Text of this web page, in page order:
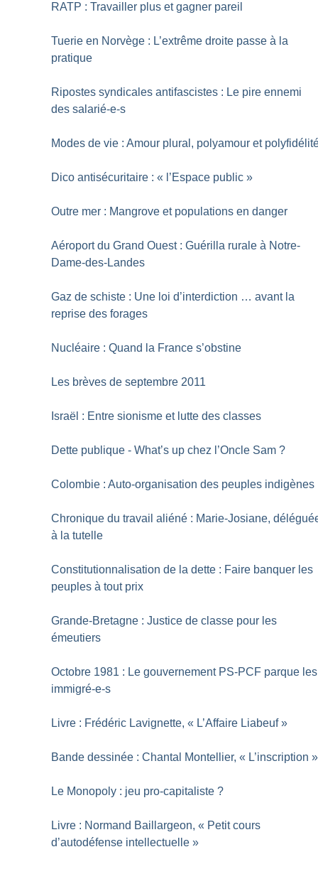
RATP : Travailler plus et gagner pareil
Tuerie en Norvège : L’extrême droite passe à la
pratique
Ripostes syndicales antifascistes : Le pire ennemi
des salarié-e-s
Modes de vie : Amour plural, polyamour et
Dico antisécuritaire : « l’Espace public »
Outre mer : Mangrove et populations en danger
Aéroport du Grand Ouest : Guérilla rurale à Notre-
Dame-des-Landes
Gaz de schiste : Une loi d’interdiction … avant la
reprise des forages
Nucléaire : Quand la France s’obstine
Les brèves de septembre 2011
Israël : Entre sionisme et lutte des classes
Dette publique - What’s up chez l’Oncle Sam ?
Colombie : Auto-organisation des peuples indigènes
Chronique du travail aliéné : Marie-Josiane,
à la tutelle
Constitutionnalisation de la dette : Faire banquer les
peuples à tout prix
Grande-Bretagne : Justice de classe pour les
émeutiers
Octobre 1981 : Le gouvernement PS-PCF parque les
immigré-e-s
Livre : Frédéric Lavignette, « L’Affaire Liabeuf »
Bande dessinée : Chantal Montellier, « L’inscription »
Le Monopoly : jeu pro-capitaliste ?
Livre : Normand Baillargeon, « Petit cours
d’autodéfense intellectuelle »